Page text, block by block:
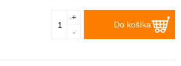
Do košíka
+
-